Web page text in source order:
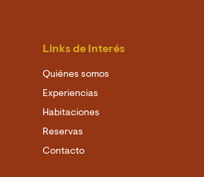
Links de Interés
Quiénes somos
Experiencias
Habitaciones
Reservas
Contacto